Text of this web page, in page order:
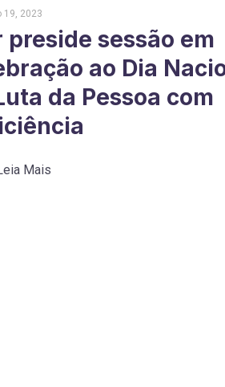
19, 2023
preside sessão em
ao Dia
da Pessoa com
Mais